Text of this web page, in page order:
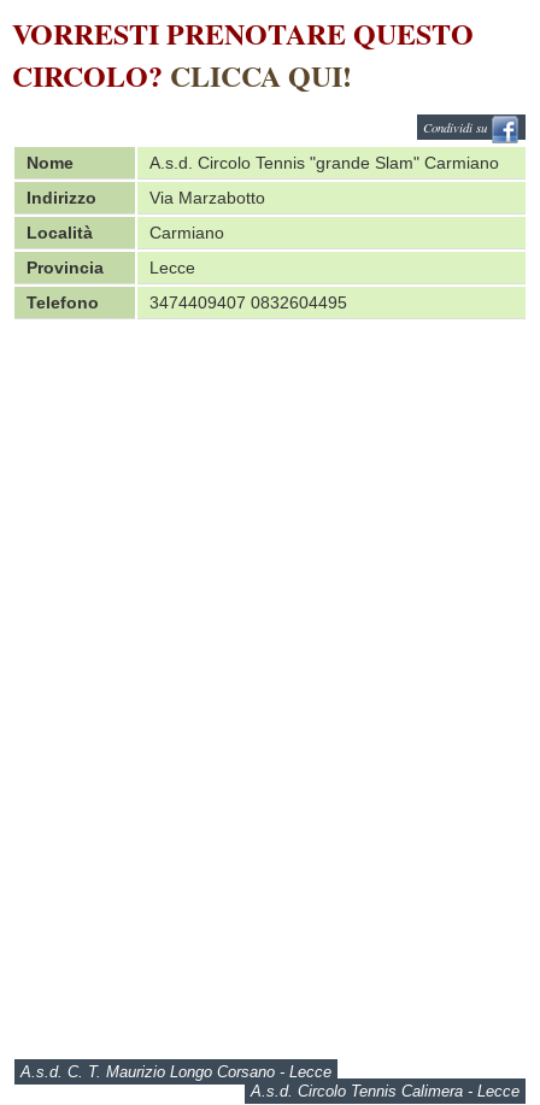
VORRESTI PRENOTARE QUESTO
CIRCOLO? CLICCA QUI!
Condividi su
Nome
A.s.d. Circolo Tennis "grande Slam" Carmiano
Indirizzo
Via Marzabotto
Località
Carmiano
Provincia
Lecce
Telefono
3474409407 0832604495
A.s.d. C. T. Maurizio Longo Corsano - Lecce
A.s.d. Circolo Tennis Calimera - Lecce